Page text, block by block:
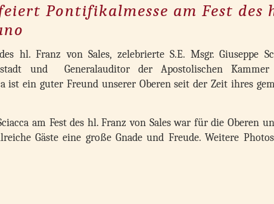
Pontifikalmesse am Fest des
hl. Franz von Sales, zelebrierte S.E. Msgr. Giuseppe
und Generalauditor der Apostolischen
ist ein guter Freund unserer Oberen seit der Zeit ihres
am Fest des hl. Franz von Sales war für die Oberen
Gäste eine große Gnade und Freude. Weitere